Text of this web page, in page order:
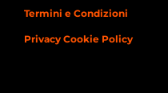
Termini e Condizioni
Privacy Cookie Policy